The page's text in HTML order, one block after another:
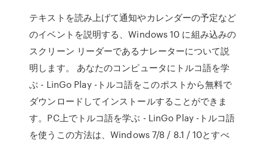
テキストを読み上げて通知やカレンダーの予定など
のイベントを説明する、Windows 10 に組み込みの
スクリーン リーダーであるナレーターについて説
明します。 あなたのコンピュータにトルコ語を学
ぶ - LinGo Play -トルコ語をこのポストから無料で
ダウンロードしてインストールすることができま
す。PC上でトルコ語を学ぶ - LinGo Play -トルコ語
を使うこの方法は、Windows 7/8 / 8.1 / 10とすべ